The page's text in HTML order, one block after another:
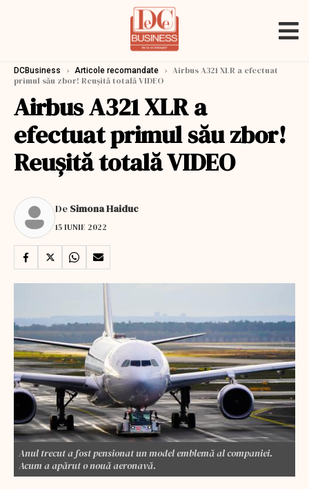
DCBusiness › Articole recomandate › Airbus A321 XLR a efectuat
primul său zbor! Reușită totală VIDEO
Airbus A321 XLR a
efectuat primul său zbor!
Reușită totală VIDEO
De Simona Haiduc
15 IUNIE 2022
Anul trecut a fost pensionat un model emblemă al companiei.
Acum a apărut o nouă aeronavă.